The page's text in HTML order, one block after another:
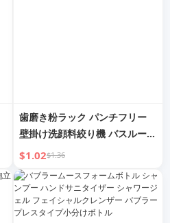
歯磨き粉ラック パンチフリー
壁掛け洗顔料絞り機 バスルーム
バスルーム壁収納クリップ 便利
ガジェット
$1.02$1.36